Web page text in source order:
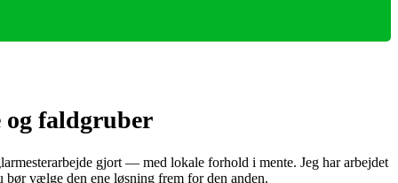
faldgruber
gjort — med lokale forhold i mente. Jeg har arbejdet
bør vælge den ene løsning frem for den anden.